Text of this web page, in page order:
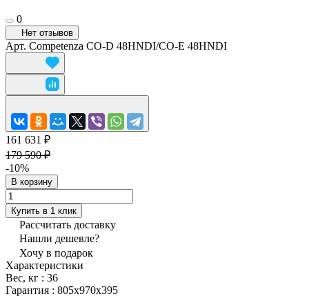
0
Нет отзывов
Арт. Competenza CO-D 48HNDI/CO-E 48HNDI
161 631 ₽
179 590 ₽
-10%
В корзину
Купить в 1 клик
Рассчитать доставку
Нашли дешевле?
Хочу в подарок
Характеристики
Вес, кг : 36
Гарантия : 805x970x395